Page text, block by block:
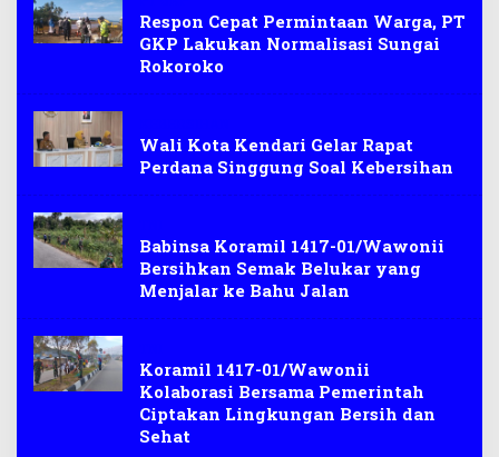
Respon Cepat Permintaan Warga, PT
GKP Lakukan Normalisasi Sungai
Rokoroko
Wali Kota Kendari Gelar Rapat
Perdana Singgung Soal Kebersihan
Babinsa Koramil 1417-01/Wawonii
Bersihkan Semak Belukar yang
Menjalar ke Bahu Jalan
Koramil 1417-01/Wawonii
Kolaborasi Bersama Pemerintah
Ciptakan Lingkungan Bersih dan
Sehat